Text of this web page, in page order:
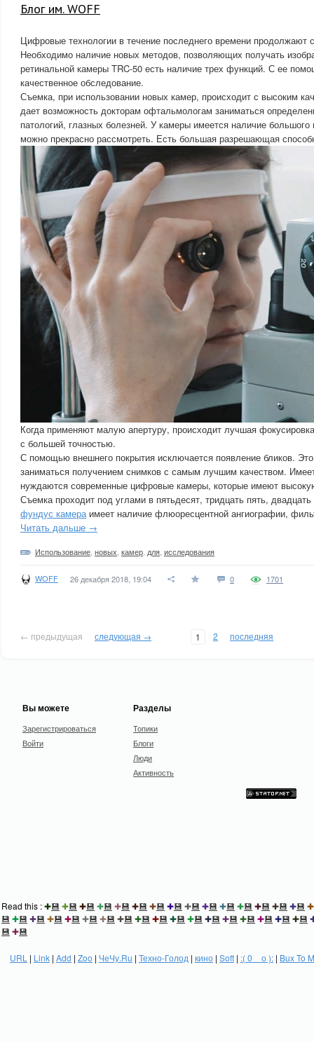
Блог им. WOFF
Цифровые технологии в течение последнего времени продолжают
Необходимо наличие новых методов, позволяющих получать
ретинальной камеры TRC-50 есть наличие трех функций. С ее
качественное обследование.
Съемка, при использовании новых камер, происходит с высоким
дает возможность докторам офтальмологам заниматься
патологий, глазных болезней. У камеры имеется наличие
можно прекрасно рассмотреть. Есть большая разрешающая
Когда применяют малую апертуру, происходит лучшая
с большей точностью.
С помощью внешнего покрытия исключается появление бликов.
заниматься получением снимков с самым лучшим качеством.
нуждаются современные цифровые камеры, которые имеют
Съемка проходит под углами в пятьдесят, тридцать пять, двадцать
фундус камераимеет наличие флюоресцентной ангиографии,
Читать дальше →
Использование новых камер для исследования
WOFF 26 декабря 2018, 19:04 0 1701
← предыдущая следующая → 1 2 последняя
Вы можете
Зарегистрироваться
Войти
Разделы
Топики
Блоги
Люди
Активность
Read this :✚💾 ✚💾 ✚💾 ✚💾 ✚💾 ✚💾 ✚💾 ✚💾 ✚💾 ✚💾 ✚💾 ✚💾 ✚💾 ✚💾 ✚💾 ✚
💾 ✚💾 ✚💾 ✚💾 ✚💾 ✚💾 ✚💾 ✚💾 ✚💾 ✚💾 ✚💾 ✚💾 ✚💾 ✚💾 ✚💾 ✚💾 ✚💾 ✚💾
💾 ✚💾
URL | Link | Add | Zoo | ЧеЧу.Ru | Техно-Голод | кино | Soft | :( 0 _ о ): | Bux To